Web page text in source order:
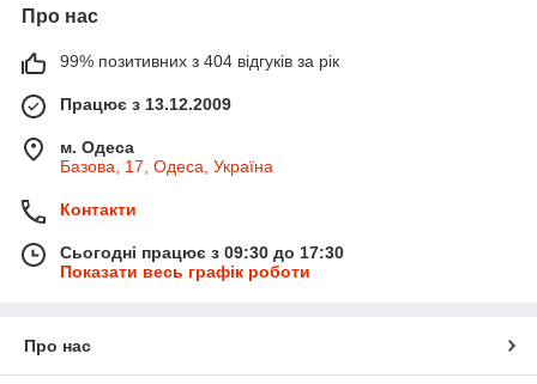
Про нас
99% позитивних з 404 відгуків за рік
Працює з 13.12.2009
м. Одеса
Базова, 17, Одеса, Україна
Контакти
Сьогодні працює з 09:30 до 17:30
Показати весь графік роботи
Про нас